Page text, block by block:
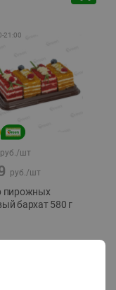
-21:00
руб./шт
руб./шт
пирожных
бархат 580 г